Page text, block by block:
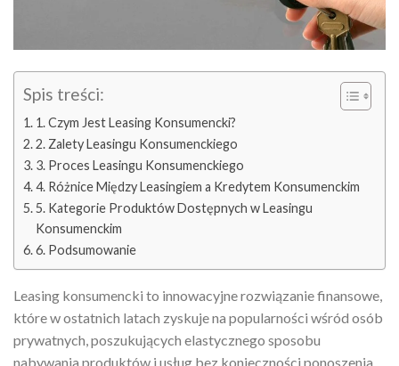
Spis treści:
1. Czym Jest Leasing Konsumencki?
2. Zalety Leasingu Konsumenckiego
3. Proces Leasingu Konsumenckiego
4. Różnice Między Leasingiem a Kredytem Konsumenckim
5. Kategorie Produktów Dostępnych w Leasingu
Konsumenckim
6. Podsumowanie
Leasing konsumencki to innowacyjne rozwiązanie finansowe,
które w ostatnich latach zyskuje na popularności wśród osób
prywatnych, poszukujących elastycznego sposobu
nabywania produktów i usług bez konieczności ponoszenia